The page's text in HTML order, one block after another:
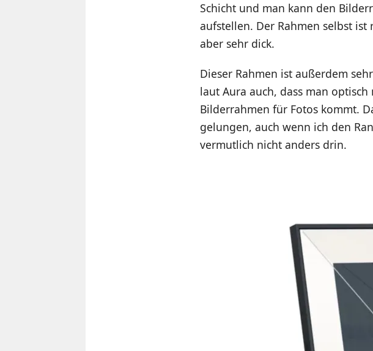
Schicht und man kann den
aufstellen. Der Rahmen selbst
aber sehr dick.
Dieser Rahmen ist außerdem
laut Aura auch, dass man
Bilderrahmen für Fotos kommt.
gelungen, auch wenn ich den
vermutlich nicht anders drin.